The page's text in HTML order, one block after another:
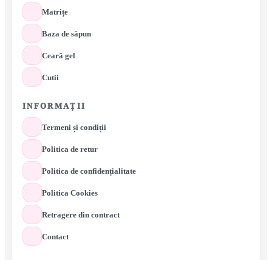
Matrițe
Baza de săpun
Ceară gel
Cutii
INFORMAȚII
Termeni și condiții
Politica de retur
Politica de confidențialitate
Politica Cookies
Retragere din contract
Contact